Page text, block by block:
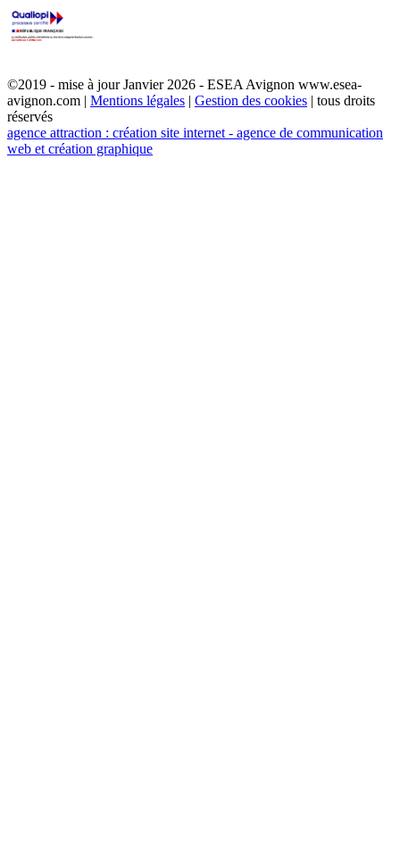
©2019 - mise à jour Janvier 2026 - ESEA Avignon www.esea-
avignon.com | Mentions légales | Gestion des cookies | tous droits
réservés
agence attraction : création site internet - agence de communication
web et création graphique